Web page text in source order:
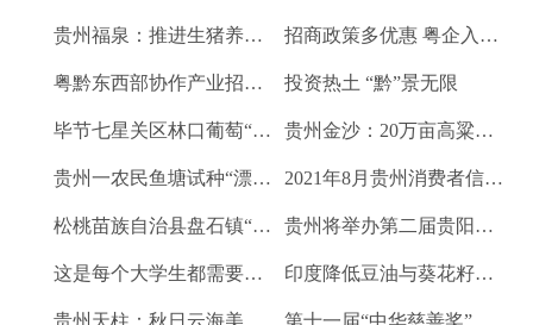
贵州福泉：推进生猪养殖现代化 开创产业发展新格局 招商政策多优惠 粤企入黔得实惠
粤黔东西部协作产业招商对接会将于9月8日举行 投资热土 “黔”景无限
毕节七星关区林口葡萄“卖”进羊城 贵州金沙：20万亩高粱、2.67万亩烤烟喜获丰收
贵州一农民鱼塘试种“漂浮水稻”获成功 亩产千斤稻谷 2021年8月贵州消费者信心及健康指数创下新高
松桃苗族自治县盘石镇“三驾马车”拉出人民群众平安幸福生活 贵州将举办第二届贵阳工业博览会
这是每个大学生都需要的1个金融工具 印度降低豆油与葵花籽油进口税以平息价格
第十一届“中华慈善奖”揭晓 贵州2企业1项目1人获奖